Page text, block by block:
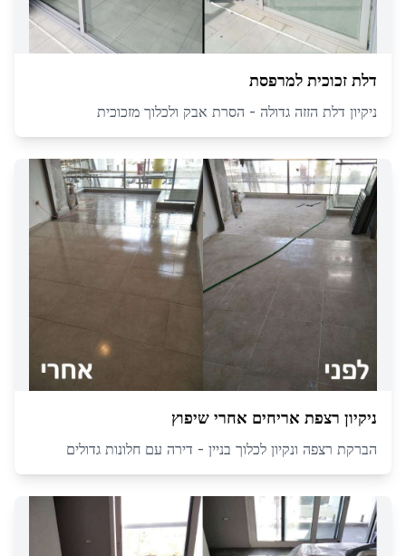
דלת זכוכית למרפסת
ניקיון דלת הזזה גדולה - הסרת אבק ולכלוך מזכוכית
ניקיון רצפת אריחים אחרי שיפוץ
הברקת רצפה ונקיון לכלוך בניין - דירה עם חלונות גדולים